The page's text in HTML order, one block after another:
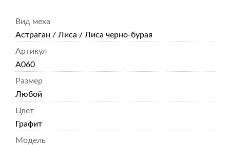
Вид меха
Астраган / Лиса / Лиса черно-бурая
Артикул
А060
Размер
Любой
Цвет
Графит
Модель